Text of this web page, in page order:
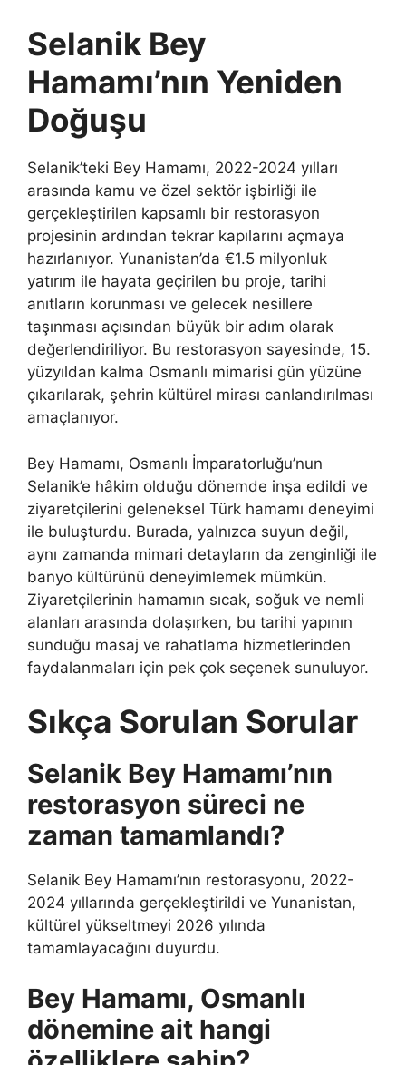
Selanik Bey
Hamamı’nın Yeniden
Doğuşu
Selanik’teki Bey Hamamı, 2022-2024 yılları
arasında kamu ve özel sektör işbirliği ile
gerçekleştirilen kapsamlı bir restorasyon
projesinin ardından tekrar kapılarını açmaya
hazırlanıyor. Yunanistan’da €1.5 milyonluk
yatırım ile hayata geçirilen bu proje, tarihi
anıtların korunması ve gelecek nesillere
taşınması açısından büyük bir adım olarak
değerlendiriliyor. Bu restorasyon sayesinde, 15.
yüzyıldan kalma Osmanlı mimarisi gün yüzüne
çıkarılarak, şehrin kültürel mirası canlandırılması
amaçlanıyor.
Bey Hamamı, Osmanlı İmparatorluğu’nun
Selanik’e hâkim olduğu dönemde inşa edildi ve
ziyaretçilerini geleneksel Türk hamamı deneyimi
ile buluşturdu. Burada, yalnızca suyun değil,
aynı zamanda mimari detayların da zenginliği ile
banyo kültürünü deneyimlemek mümkün.
Ziyaretçilerinin hamamın sıcak, soğuk ve nemli
alanları arasında dolaşırken, bu tarihi yapının
sunduğu masaj ve rahatlama hizmetlerinden
faydalanmaları için pek çok seçenek sunuluyor.
Sıkça Sorulan Sorular
Selanik Bey Hamamı’nın
restorasyon süreci ne
zaman tamamlandı?
Selanik Bey Hamamı’nın restorasyonu, 2022-
2024 yıllarında gerçekleştirildi ve Yunanistan,
kültürel yükseltmeyi 2026 yılında
tamamlayacağını duyurdu.
Bey Hamamı, Osmanlı
dönemine ait hangi